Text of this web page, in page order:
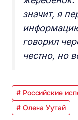
значит, я
говорил
честно, но
# Российские
# Олена Уутай